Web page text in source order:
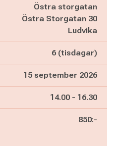
Östra storgatan
Östra Storgatan 30
Ludvika
6 (tisdagar)
15 september 2026
Pågår mellan
14.00 - och
16.30
850:-